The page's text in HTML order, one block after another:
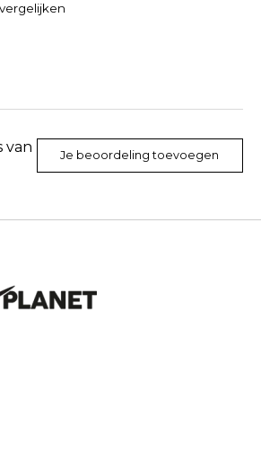
van
Je beoordeling toevoegen